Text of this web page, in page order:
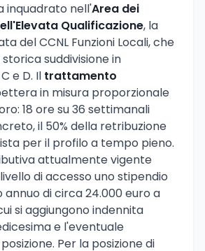
inquadrato nell'Area dei
Qualificazione, la
del CCNL Funzioni Locali, che
suddivisione in
e D. Il trattamento
in misura proporzionale
18 ore su 36 settimanali
il 50% della retribuzione
per il profilo a tempo pieno.
attualmente vigente
di accesso uno stipendio
di circa 24.000 euro a
si aggiungono indennita
e l'eventuale
Per la posizione di